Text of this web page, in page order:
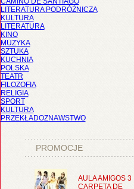
LITERATURA PODRÓŻNICZA
KULTURA
LITERATURA
KINO
MUZYKA
SZTUKA
KUCHNIA
POLSKA
TEATR
FILOZOFIA
RELIGIA
SPORT
KULTURA
PRZEKŁADOZNAWSTWO
PROMOCJE
AULA AMIGOS 3
CARPETA DE